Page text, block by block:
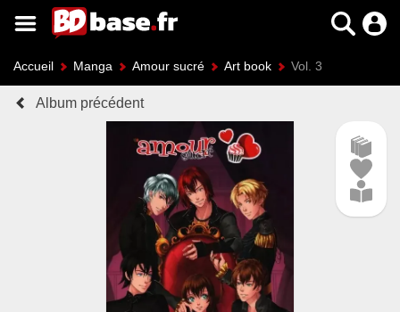
Accueil Manga Amour sucré Art book Vol. 3
Album précédent